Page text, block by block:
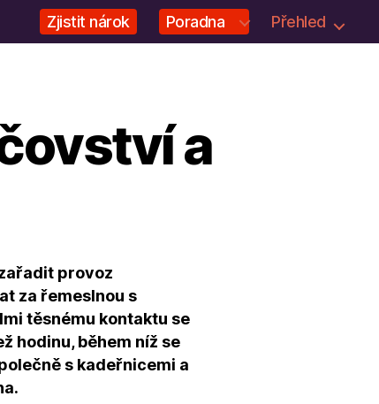
Zjistit nárok Poradna Přehled
a
provoz
za řemeslnou s
těsnému kontaktu se
hodinu, během níž se
s kadeřnicemi a